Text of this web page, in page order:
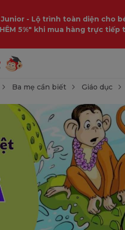
- Lộ trình toàn diện cho
5%" khi mua hàng trực
Ba mẹ cần biết Giáo dục